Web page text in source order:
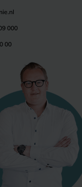
000
00